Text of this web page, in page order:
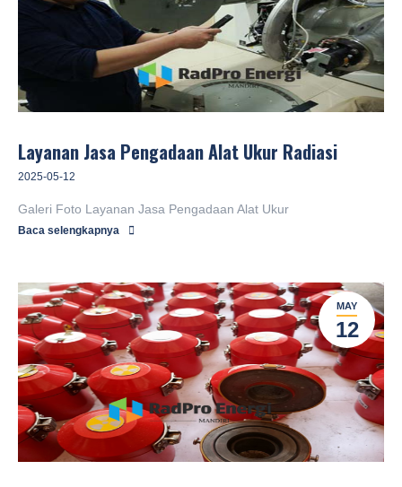
Layanan Jasa Pengadaan Alat Ukur Radiasi
2025-05-12
Galeri Foto Layanan Jasa Pengadaan Alat Ukur
Baca selengkapnya
MAY
12